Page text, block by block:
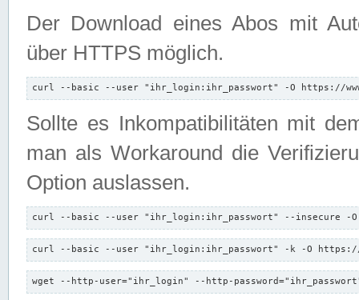
Der Download eines Abos mit
über HTTPS möglich.
curl --basic --user "ihr_login:ihr_passwort" -O https://
Sollte es Inkompatibilitäten mit
man als Workaround die
Option auslassen.
curl --basic --user "ihr_login:ihr_passwort" --insecure -
curl --basic --user "ihr_login:ihr_passwort" -k -O https://
wget --http-user="ihr_login" --http-